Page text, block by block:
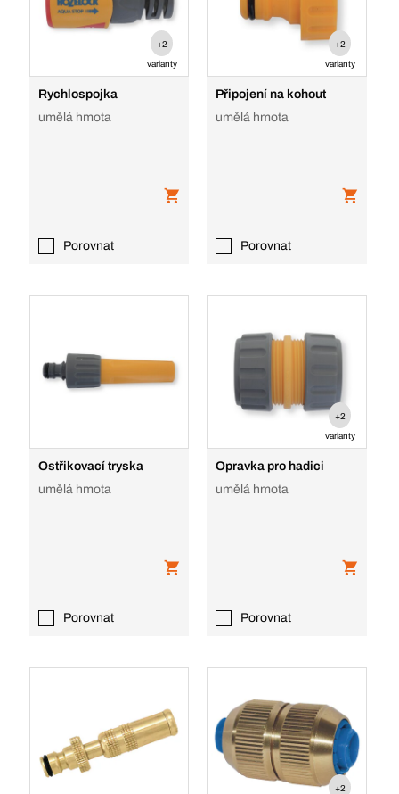
+2
varianty
Rychlospojka
umělá hmota
Porovnat
+2
varianty
Připojení na kohout
umělá hmota
Porovnat
Ostřikovací tryska
umělá hmota
Porovnat
+2
varianty
Opravka pro hadici
umělá hmota
Porovnat
+2